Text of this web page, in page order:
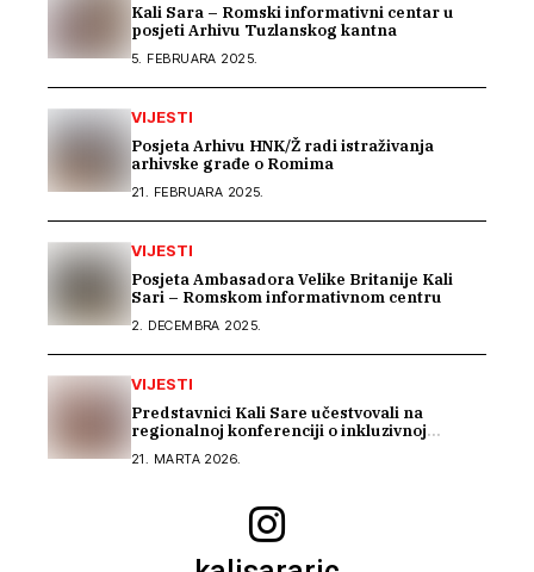
Kali Sara – Romski informativni centar u
posjeti Arhivu Tuzlanskog kantna
5. FEBRUARA 2025.
VIJESTI
Posjeta Arhivu HNK/Ž radi istraživanja
arhivske građe o Romima
21. FEBRUARA 2025.
VIJESTI
Posjeta Ambasadora Velike Britanije Kali
Sari – Romskom informativnom centru
2. DECEMBRA 2025.
VIJESTI
Predstavnici Kali Sare učestvovali na
regionalnoj konferenciji o inkluzivnoj
21. MARTA 2026.